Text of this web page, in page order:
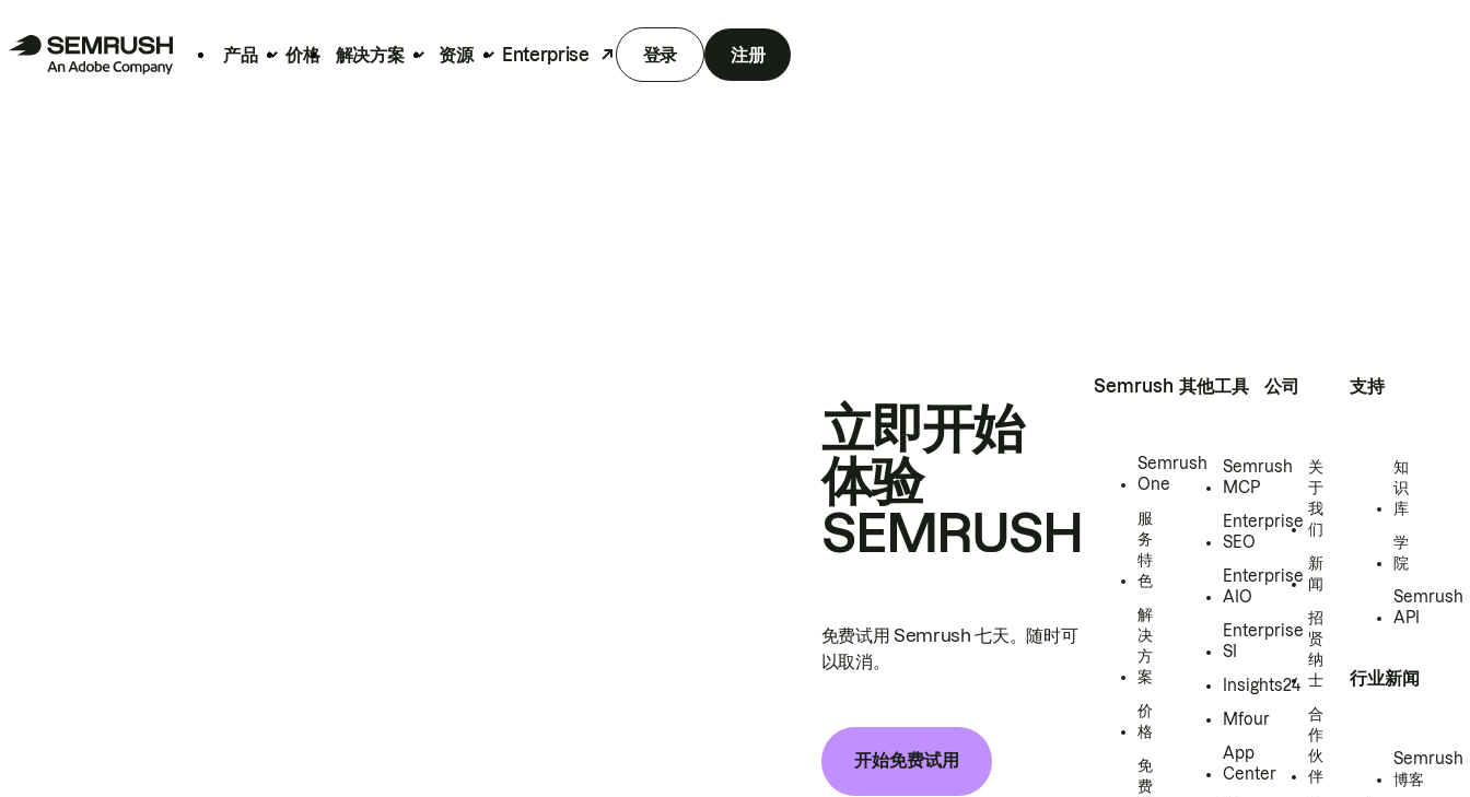
产品 价格 解决方案 资源 Enterprise 登录 注册
立即开始
体验
SEMRUSH
免费试用 Semrush 七天。随时可
以取消。
开始免费试用
Semrush
Semrush
One
服
务
特
色
解
决
方
案
价
格
免
费
其他工具
Semrush
MCP
Enterprise
SEO
Enterprise
AIO
Enterprise
SI
Insights24
Mfour
App
Center
公司
关
于
我
们
新
闻
招
贤
纳
士
合
作
伙
伴
支持
知
识
库
学
院
Semrush
API
行业新闻
Semrush
博客